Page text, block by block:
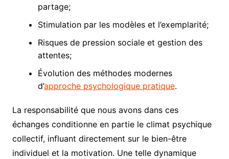
partage;
Stimulation par les modèles et l’exemplarité;
Risques de pression sociale et gestion des
attentes;
Évolution des méthodes modernes
d’approche psychologique pratique.
La responsabilité que nous avons dans ces
échanges conditionne en partie le climat psychique
collectif, influant directement sur le bien-être
individuel et la motivation. Une telle dynamique